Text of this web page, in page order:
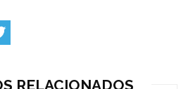
RELACIONADOS